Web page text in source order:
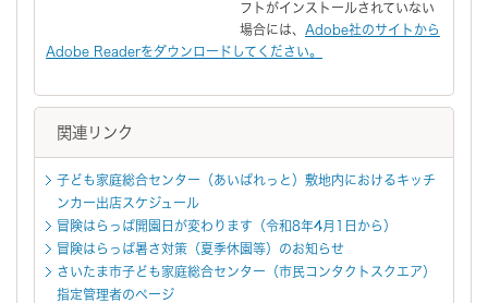
フトがインストールされていない
場合には、 Adobe社のサイトから
Adobe Readerをダウンロードしてください。
関連リンク
子ども家庭総合センター（あいぱれっと）敷地内におけるキッチ
ンカー出店スケジュール
冒険はらっぱ開園日が変わります（令和8年4月1日から）
冒険はらっぱ暑さ対策（夏季休園等）のお知らせ
さいたま市子ども家庭総合センター（市民コンタクトスクエア）
指定管理者のページ